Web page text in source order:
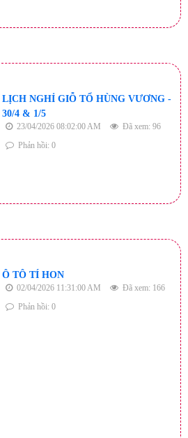
LỊCH NGHỈ GIỖ TỔ HÙNG VƯƠNG -
30/4 & 1/5
23/04/2026 08:02:00 AM
Đã xem: 96
Phản hồi: 0
Ô TÔ TÍ HON
02/04/2026 11:31:00 AM
Đã xem: 166
Phản hồi: 0